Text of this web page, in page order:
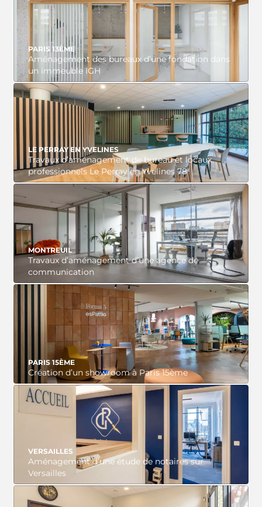
VOIR LE PROJET
PARIS 13ÈME
Aménagement des bureaux d’une fondation dans
un immeuble IGH
VOIR LE PROJET
LE PERRAY EN YVELINES
Travaux d’aménagement de bureau et locaux
professionnels Le Perray en Yvelines 78
VOIR LE PROJET
MONTREUIL
Travaux d’aménagement d’une agence de
communication
VOIR LE PROJET
PARIS 15ÈME
Création d’un showroom à Paris 15ème
VOIR LE PROJET
VERSAILLES
Aménagement d’une étude de notaires sur
Versailles